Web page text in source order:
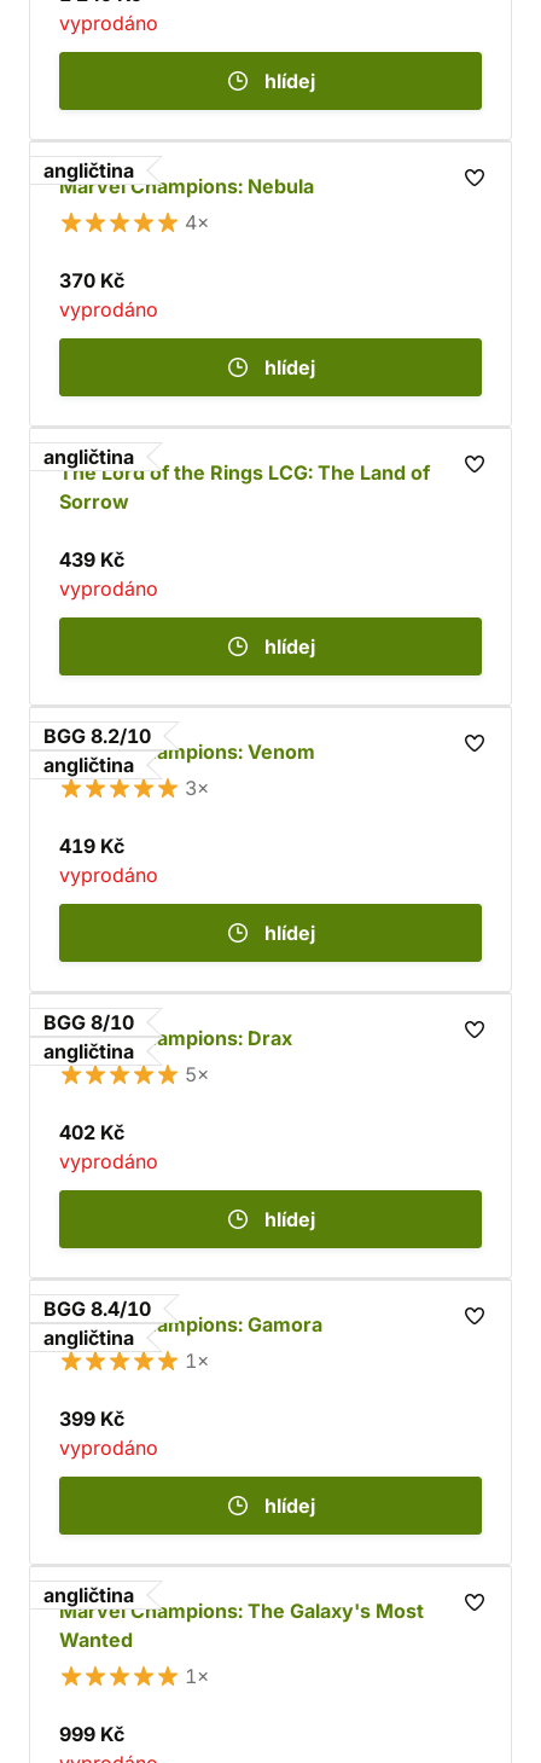
vyprodáno
hlídej
angličtina
Marvel Champions: Nebula
4×
370 Kč
vyprodáno
hlídej
angličtina
The Lord of the Rings LCG: The Land of
Sorrow
439 Kč
vyprodáno
hlídej
BGG 8.2/10
angličtina
Marvel Champions: Venom
3×
419 Kč
vyprodáno
hlídej
BGG 8/10
angličtina
Marvel Champions: Drax
5×
402 Kč
vyprodáno
hlídej
BGG 8.4/10
angličtina
Marvel Champions: Gamora
1×
399 Kč
vyprodáno
hlídej
angličtina
Marvel Champions: The Galaxy's Most
Wanted
1×
999 Kč